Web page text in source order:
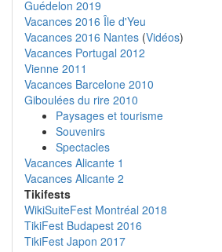
Guédelon 2019
Vacances 2016 Île d'Yeu
Vacances 2016 Nantes (Vidéos)
Vacances Portugal 2012
Vienne 2011
Vacances Barcelone 2010
Giboulées du rire 2010
Paysages et tourisme
Souvenirs
Spectacles
Vacances Alicante 1
Vacances Alicante 2
Tikifests
WikiSuiteFest Montréal 2018
TikiFest Budapest 2016
TikiFest Japon 2017